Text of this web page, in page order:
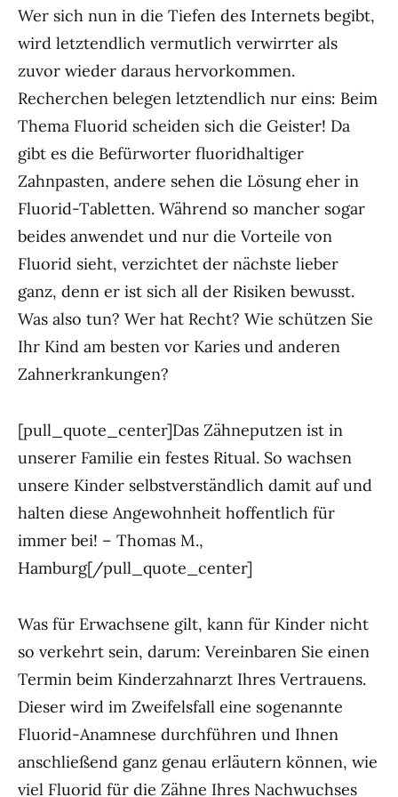
Wer sich nun in die Tiefen des Internets begibt,
wird letztendlich vermutlich verwirrter als
zuvor wieder daraus hervorkommen.
Recherchen belegen letztendlich nur eins: Beim
Thema Fluorid scheiden sich die Geister! Da
gibt es die Befürworter fluoridhaltiger
Zahnpasten, andere sehen die Lösung eher in
Fluorid-Tabletten. Während so mancher sogar
beides anwendet und nur die Vorteile von
Fluorid sieht, verzichtet der nächste lieber
ganz, denn er ist sich all der Risiken bewusst.
Was also tun? Wer hat Recht? Wie schützen Sie
Ihr Kind am besten vor Karies und anderen
Zahnerkrankungen?
[pull_quote_center]Das Zähneputzen ist in
unserer Familie ein festes Ritual. So wachsen
unsere Kinder selbstverständlich damit auf und
halten diese Angewohnheit hoffentlich für
immer bei! – Thomas M.,
Hamburg[/pull_quote_center]
Was für Erwachsene gilt, kann für Kinder nicht
so verkehrt sein, darum: Vereinbaren Sie einen
Termin beim Kinderzahnarzt Ihres Vertrauens.
Dieser wird im Zweifelsfall eine sogenannte
Fluorid-Anamnese durchführen und Ihnen
anschließend ganz genau erläutern können, wie
viel Fluorid für die Zähne Ihres Nachwuchses